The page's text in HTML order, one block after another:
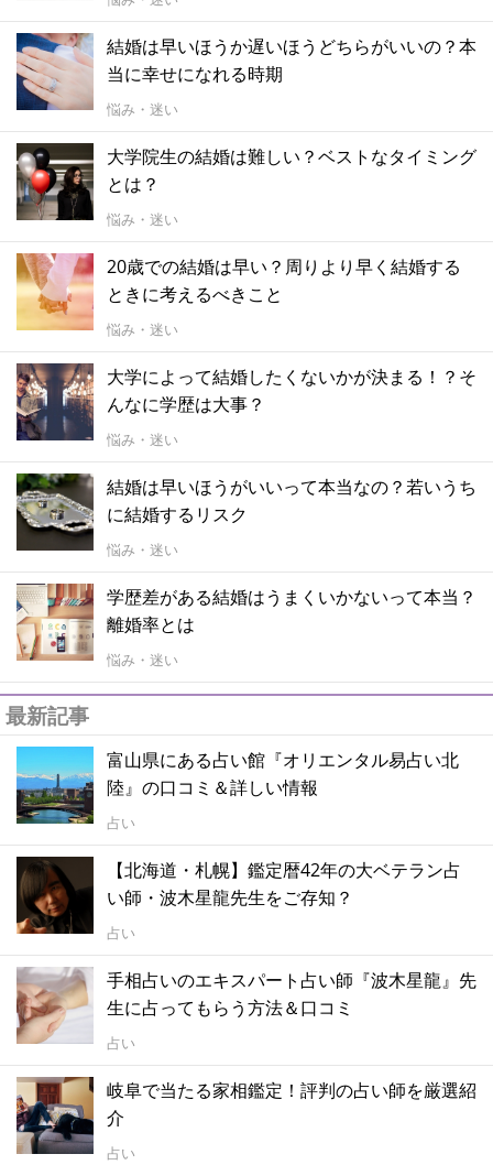
結婚は早いほうか遅いほうどちらがいいの？本
当に幸せになれる時期
悩み・迷い
大学院生の結婚は難しい？ベストなタイミング
とは？
悩み・迷い
20歳での結婚は早い？周りより早く結婚する
ときに考えるべきこと
悩み・迷い
大学によって結婚したくないかが決まる！？そ
んなに学歴は大事？
悩み・迷い
結婚は早いほうがいいって本当なの？若いうち
に結婚するリスク
悩み・迷い
学歴差がある結婚はうまくいかないって本当？
離婚率とは
悩み・迷い
最新記事
富山県にある占い館『オリエンタル易占い北
陸』の口コミ＆詳しい情報
占い
【北海道・札幌】鑑定暦42年の大ベテラン占
い師・波木星龍先生をご存知？
占い
手相占いのエキスパート占い師『波木星龍』先
生に占ってもらう方法＆口コミ
占い
岐阜で当たる家相鑑定！評判の占い師を厳選紹
介
占い